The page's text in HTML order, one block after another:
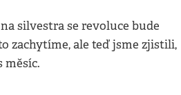
silvestra se revoluce bude
zachytíme, ale teď jsme zjistili,
měsíc.